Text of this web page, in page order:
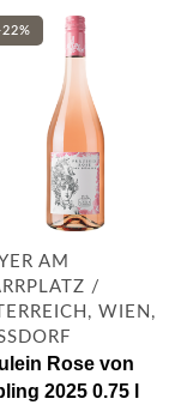
AM
/
WIEN,
Rose von
2025 0.75 l